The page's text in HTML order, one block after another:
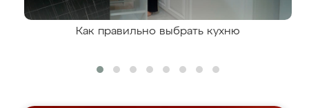
Как правильно выбрать кухню